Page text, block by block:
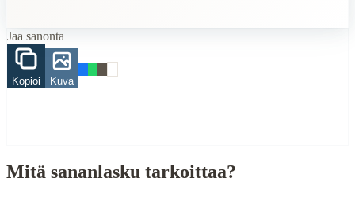
jumala
When to Use This Content
Jaa sanonta
Kopioi Kuva
Mitä sananlasku tarkoittaa?